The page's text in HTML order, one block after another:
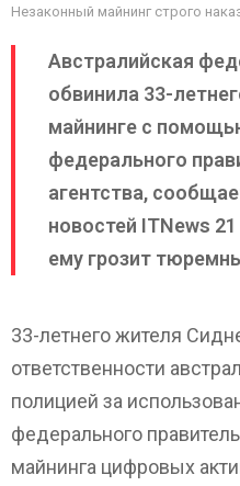
Незаконный майнинг строго
Австралийская
обвинила 33-
майнинге с
федерального
агентства,
новостей ITNews
ему грозит
33-летнего жителя
ответственности
полицией за
федерального
майнинга цифровых